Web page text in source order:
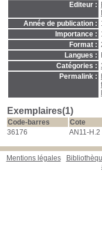
Editeur :
Année de publication :
Importance :
Format :
Langues :
Catégories :
Permalink :
Exemplaires(1)
Code-barres Cote
36176
AN11-H.2
Mentions légales